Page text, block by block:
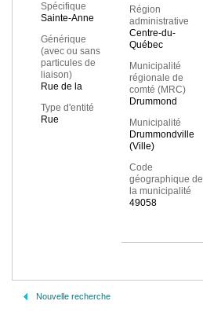
Spécifique
Sainte-Anne
Générique
(avec ou sans
particules de
liaison)
Rue de la
Type d'entité
Rue
Région
administrative
Centre-du-
Québec
Municipalité
régionale de
comté (MRC)
Drummond
Municipalité
Drummondville
(Ville)
Code
géographique de
la municipalité
49058
Nouvelle recherche